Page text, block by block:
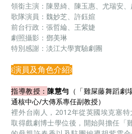
領銜主演：陳昱綺、陳玉惠、尤瑞安
歌隊演員：魏妙芝、許鈺媗
前台行政：張哲綸、王紫婕
劇照攝影：鄧美琳
特別感謝：淡江大學實驗劇團
꒰演員及角色介紹꒱
指導教授：陳慧勻 （「雞屎藤舞蹈
通核中心/大傳系專任副教授）
裡外台南人，2012年從英國埃克塞
取得戲劇博士學位後，開始與擔任「